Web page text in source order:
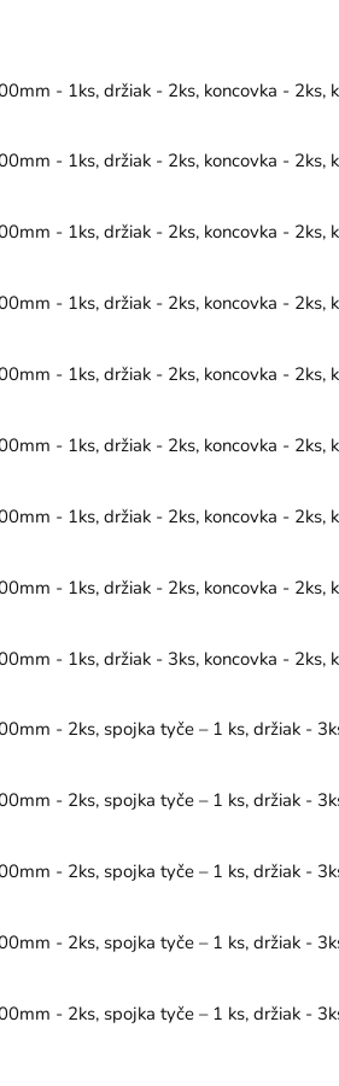
- 1ks, držiak - 2ks, koncovka - 2ks,
- 1ks, držiak - 2ks, koncovka - 2ks,
- 1ks, držiak - 2ks, koncovka - 2ks,
- 1ks, držiak - 2ks, koncovka - 2ks,
- 1ks, držiak - 2ks, koncovka - 2ks,
- 1ks, držiak - 2ks, koncovka - 2ks,
- 1ks, držiak - 2ks, koncovka - 2ks,
- 1ks, držiak - 2ks, koncovka - 2ks,
- 1ks, držiak - 3ks, koncovka - 2ks,
- 2ks, spojka tyče – 1 ks, držiak -
- 2ks, spojka tyče – 1 ks, držiak -
- 2ks, spojka tyče – 1 ks, držiak -
- 2ks, spojka tyče – 1 ks, držiak -
- 2ks, spojka tyče – 1 ks, držiak -